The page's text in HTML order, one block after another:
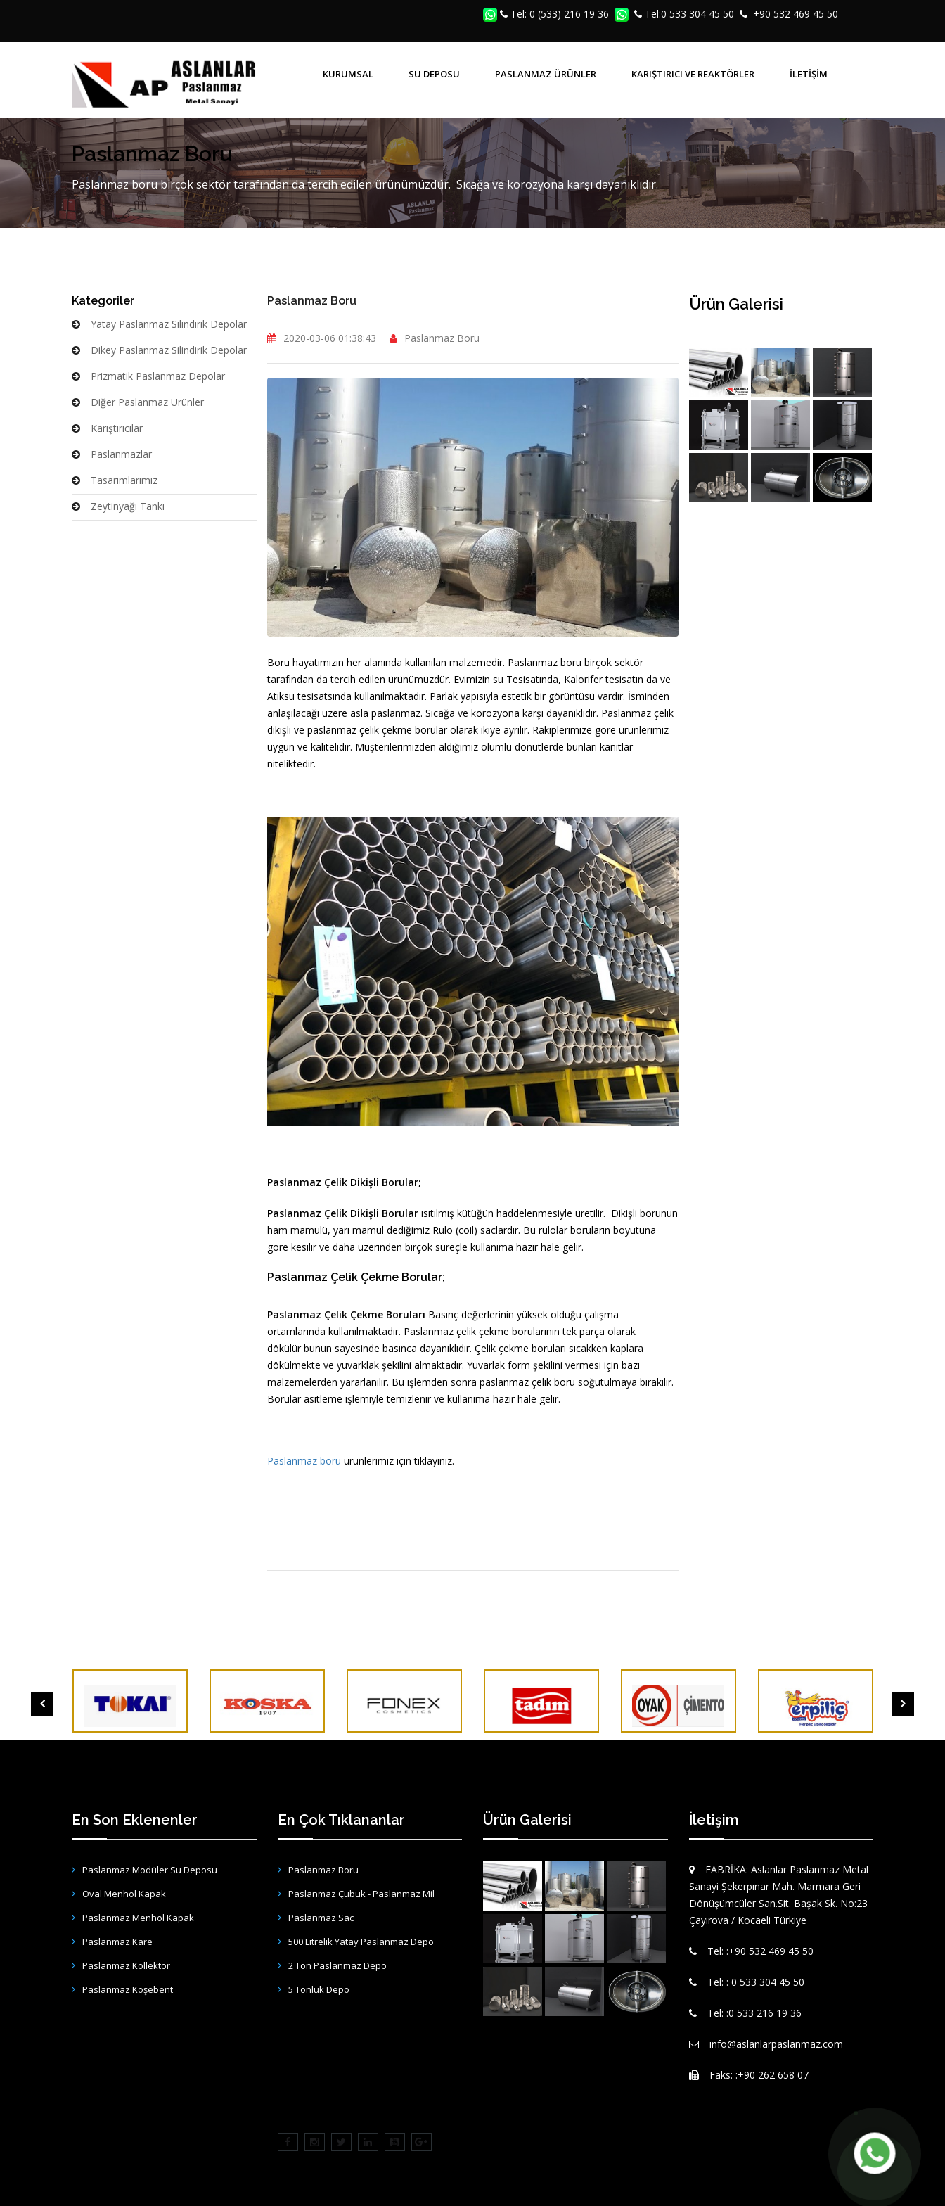
Tel: 0 (533) 216 19 36 Tel:0 533 304 45 50 +90 532 469 45 50
KURUMSAL SU DEPOSU PASLANMAZ ÜRÜNLER KARIŞTIRICI VE REAKTÖRLER İLETİŞİM
Paslanmaz Boru
Paslanmaz boru birçok sektör tarafından da tercih edilen ürünümüzdür. Sıcağa ve korozyona karşı dayanıklıdır.
Kategoriler
Yatay Paslanmaz Silindirik Depolar
Dikey Paslanmaz Silindirik Depolar
Prizmatik Paslanmaz Depolar
Diğer Paslanmaz Ürünler
Karıştırıcılar
Paslanmazlar
Tasarımlarımız
Zeytinyağı Tankı
Paslanmaz Boru
2020-03-06 01:38:43 Paslanmaz Boru
Boru hayatımızın her alanında kullanılan malzemedir. Paslanmaz boru birçok sektör
tarafından da tercih edilen ürünümüzdür. Evimizin su Tesisatında, Kalorifer tesisatın da ve
Atıksu tesisatsında kullanılmaktadır. Parlak yapısıyla estetik bir görüntüsü vardır. İsminden
anlaşılacağı üzere asla paslanmaz. Sıcağa ve korozyona karşı dayanıklıdır. Paslanmaz çelik
dikişli ve paslanmaz çelik çekme borular olarak ikiye ayrılır. Rakiplerimize göre ürünlerimiz
uygun ve kalitelidir. Müşterilerimizden aldığımız olumlu dönütlerde bunları kanıtlar
niteliktedir.
Paslanmaz Çelik Dikişli Borular;
Paslanmaz Çelik Dikişli Borularısıtılmış kütüğün haddelenmesiyle üretilir. Dikişli borunun
ham mamulü, yarı mamul dediğimiz Rulo (coil) saclardır. Bu rulolar boruların boyutuna
göre kesilir ve daha üzerinden birçok süreçle kullanıma hazır hale gelir.
Paslanmaz Çelik Çekme Borular;
Paslanmaz Çelik Çekme Boruları Basınç değerlerinin yüksek olduğu çalışma
ortamlarında kullanılmaktadır. Paslanmaz çelik çekme borularının tek parça olarak
dökülür bunun sayesinde basınca dayanıklıdır. Çelik çekme boruları sıcakken kaplara
dökülmekte ve yuvarklak şekilini almaktadır. Yuvarlak form şekilini vermesi için bazı
malzemelerden yararlanılır. Bu işlemden sonra paslanmaz çelik boru soğutulmaya bırakılır.
Borular asitleme işlemiyle temizlenir ve kullanıma hazır hale gelir.
Paslanmaz boru ürünlerimiz için tıklayınız.
Ürün Galerisi
En Son Eklenenler
Paslanmaz Modüler Su Deposu
Oval Menhol Kapak
Paslanmaz Menhol Kapak
Paslanmaz Kare
Paslanmaz Kollektör
Paslanmaz Köşebent
En Çok Tıklananlar
Paslanmaz Boru
Paslanmaz Çubuk - Paslanmaz Mil
Paslanmaz Sac
500 Litrelik Yatay Paslanmaz Depo
2 Ton Paslanmaz Depo
5 Tonluk Depo
Ürün Galerisi İletişim
FABRİKA: Aslanlar Paslanmaz Metal
Sanayi Şekerpınar Mah. Marmara Geri
Dönüşümcüler San.Sit. Başak Sk. No:23
Çayırova / Kocaeli Türkiye
Tel: :‪+90 532 469 45 50‬
Tel: : 0 533 304 45 50
Tel: :0 533 216 19 36
info@aslanlarpaslanmaz.com
Faks: :+90 262 658 07